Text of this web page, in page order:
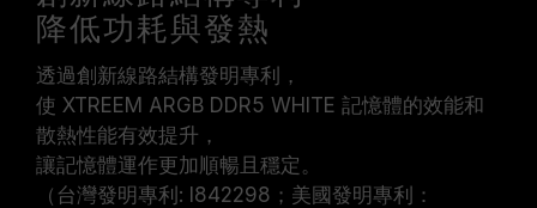
降低功耗與發熱
透過創新線路結構發明專利，
使 XTREEM ARGB DDR5 WHITE 記憶體的效能和
散熱性能有效提升，
讓記憶體運作更加順暢且穩定。
（台灣發明專利: I842298；美國發明專利：